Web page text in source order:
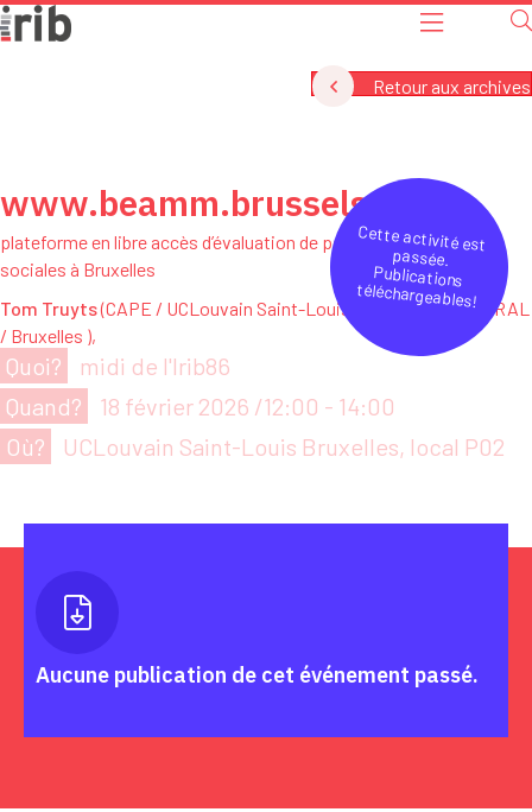
Retour aux archives
www.beamm.brussels
plateforme en libre accès d’évaluation de politiques fiscales et
sociales à Bruxelles
Tom Truyts(CAPE / UCLouvain Saint-Louis), Tim Cassiers(BRAL
/ Bruxelles ),
Quoi?
midi de l'Irib86
Quand?
18 février 2026 /12:00 - 14:00
Où?
UCLouvain Saint-Louis Bruxelles, local P02
Aucune publication de cet événement passé.